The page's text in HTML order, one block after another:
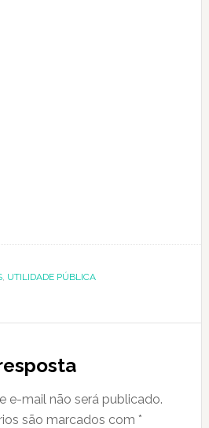
, UTILIDADE PÚBLICA
e-mail não será publicado.
são marcados com *